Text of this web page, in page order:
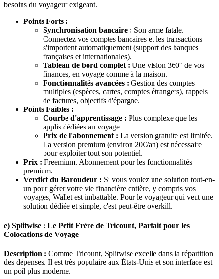
besoins du voyageur exigeant.
Points Forts :
Synchronisation bancaire : Son arme fatale.
Connectez vos comptes bancaires et les transactions
s'importent automatiquement (support des banques
françaises et internationales).
Tableau de bord complet : Une vision 360° de vos
finances, en voyage comme à la maison.
Fonctionnalités avancées : Gestion des comptes
multiples (espèces, cartes, comptes étrangers), rappels
de factures, objectifs d'épargne.
Points Faibles :
Courbe d'apprentissage : Plus complexe que les
applis dédiées au voyage.
Prix de l'abonnement : La version gratuite est limitée.
La version premium (environ 20€/an) est nécessaire
pour exploiter tout son potentiel.
Prix : Freemium. Abonnement pour les fonctionnalités
premium.
Verdict du Baroudeur : Si vous voulez une solution tout-en-
un pour gérer votre vie financière entière, y compris vos
voyages, Wallet est imbattable. Pour le voyageur qui veut une
solution dédiée et simple, c'est peut-être overkill.
e) Splitwise : Le Petit Frère de Tricount, Parfait pour les
Colocations de Voyage
Description : Comme Tricount, Splitwise excelle dans la répartition
des dépenses. Il est très populaire aux États-Unis et son interface est
un poil plus moderne.